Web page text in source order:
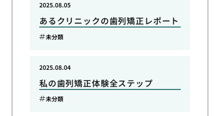
あるクリニックの歯列矯正レポート
2025.08.05
未分類
私の歯列矯正体験全ステップ
2025.08.04
未分類